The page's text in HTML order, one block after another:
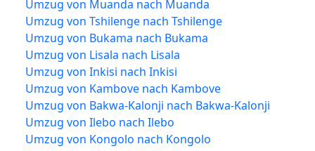
Umzug von Muanda nach Muanda
Umzug von Tshilenge nach Tshilenge
Umzug von Bukama nach Bukama
Umzug von Lisala nach Lisala
Umzug von Inkisi nach Inkisi
Umzug von Kambove nach Kambove
Umzug von Bakwa-Kalonji nach Bakwa-Kalonji
Umzug von Ilebo nach Ilebo
Umzug von Kongolo nach Kongolo